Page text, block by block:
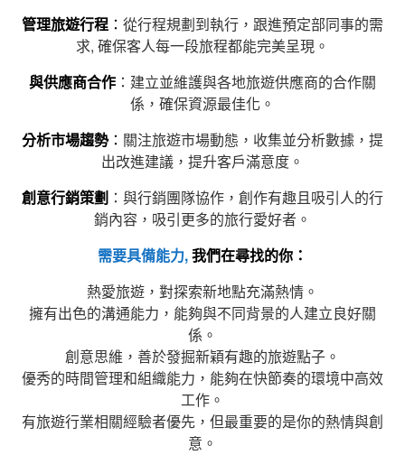
管理旅遊行程 ： 從行程規劃到執行，跟進預定部同事的需
求, 確保客人每一段旅程都能完美呈現。
與供應商合作 ：建立並維護與各地旅遊供應商的合作關
係，確保資源最佳化。
分析市場趨勢： 關注旅遊市場動態，收集並分析數據，提
出改進建議，提升客戶滿意度。
創意行銷策劃 ：與行銷團隊協作，創作有趣且吸引人的行
銷內容，吸引更多的旅行愛好者。
需要具備能力,我們在尋找的你：
熱愛旅遊，對探索新地點充滿熱情。
擁有出色的溝通能力，能夠與不同背景的人建立良好關
係。
創意思維，善於發掘新穎有趣的旅遊點子。
優秀的時間管理和組織能力，能夠在快節奏的環境中高效
工作。
有旅遊行業相關經驗者優先，但最重要的是你的熱情與創
意。